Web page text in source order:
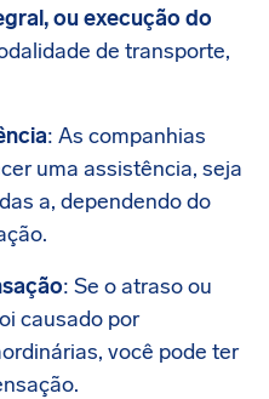
ou execução do
de transporte,
: As companhias
uma assistência, seja
a, dependendo do
: Se o atraso ou
causado por
você pode ter